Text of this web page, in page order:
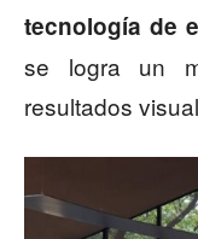
tecnología de
se logra un
resultados